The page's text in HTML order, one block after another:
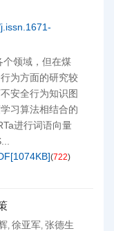
个领域，但在煤
为方面的研究较
安全行为知识图
习算法相结合的
进行词语向量
1074KB](722)
, 徐亚军, 张德生